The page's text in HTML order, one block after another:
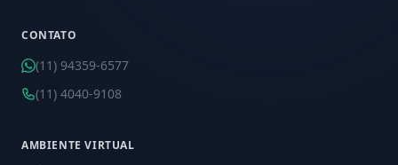
CONTATO
(11) 94359-6577
(11) 4040-9108
AMBIENTE VIRTUAL